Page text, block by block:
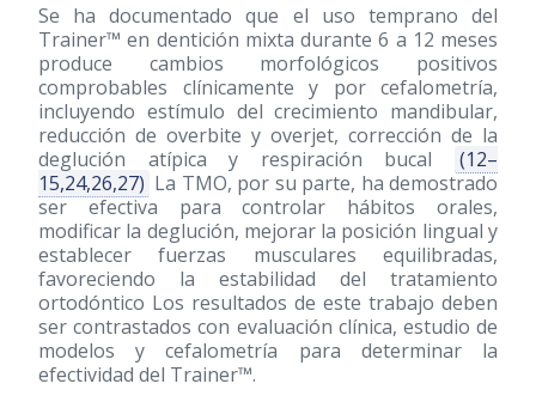
Se ha documentado que el uso temprano del
Trainer™ en dentición mixta durante 6 a 12 meses
produce cambios morfológicos positivos
comprobables clínicamente y por cefalometría,
incluyendo estímulo del crecimiento mandibular,
reducción de overbite y overjet, corrección de la
deglución atípica y respiración bucal
(12–
15,24,26,27) La TMO, por su parte, ha demostrado
ser efectiva para controlar hábitos orales,
modificar la deglución, mejorar la posición lingual y
establecer fuerzas musculares equilibradas,
favoreciendo la estabilidad del tratamiento
ortodóntico Los resultados de este trabajo deben
ser contrastados con evaluación clínica, estudio de
modelos y cefalometría para determinar la
efectividad del Trainer™.